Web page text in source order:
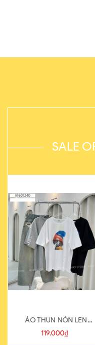
SALE
ÁO THUN NÓN LEN
821-1
119.000₫